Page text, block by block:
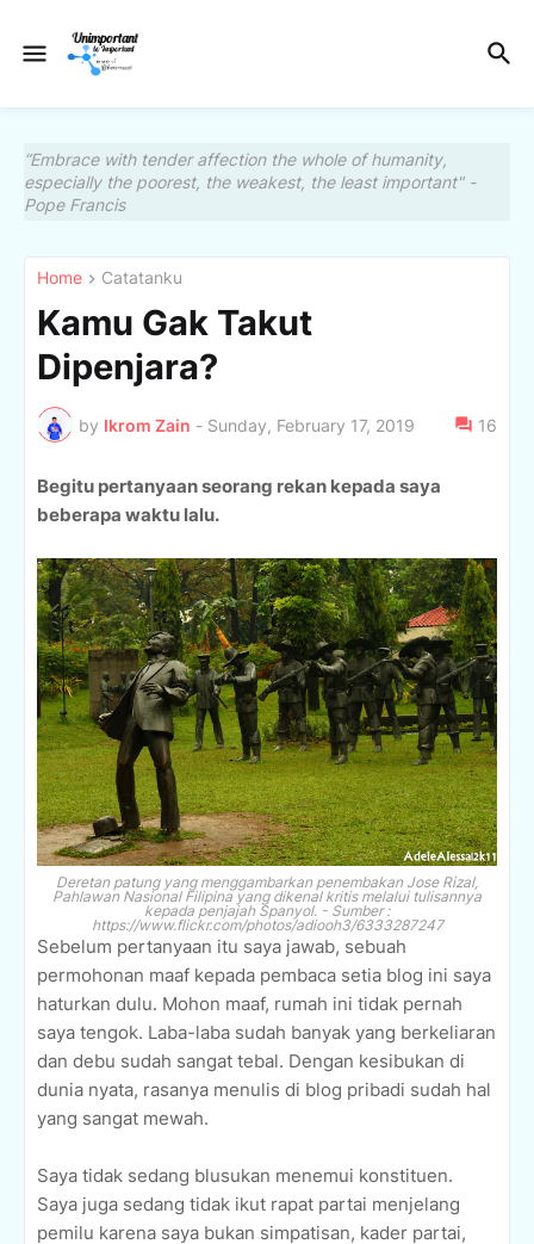
“Embrace with tender affection the whole of humanity,
especially the poorest, the weakest, the least important" -
Pope Francis
Home Catatanku
Kamu Gak Takut
Dipenjara?
by Ikrom Zain - Sunday, February 17, 2019 16
Begitu pertanyaan seorang rekan kepada saya
beberapa waktu lalu.
Deretan patung yang menggambarkan penembakan Jose Rizal,
Pahlawan Nasional Filipina yang dikenal kritis melalui tulisannya
kepada penjajah Spanyol. - Sumber :
https://www.flickr.com/photos/adiooh3/6333287247
Sebelum pertanyaan itu saya jawab, sebuah
permohonan maaf kepada pembaca setia blog ini saya
haturkan dulu. Mohon maaf, rumah ini tidak pernah
saya tengok. Laba-laba sudah banyak yang berkeliaran
dan debu sudah sangat tebal. Dengan kesibukan di
dunia nyata, rasanya menulis di blog pribadi sudah hal
yang sangat mewah.
Saya tidak sedang blusukan menemui konstituen.
Saya juga sedang tidak ikut rapat partai menjelang
pemilu karena saya bukan simpatisan, kader partai,